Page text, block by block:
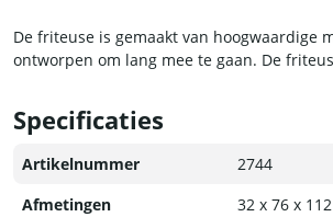
De friteuse is gemaakt van hoogwaardige
ontworpen om lang mee te gaan. De
voor dat je veilig kunt frituren en de
levensduur hebben.
Specificaties
Artikelnummer
2744
Afmetingen
32 x 76 x